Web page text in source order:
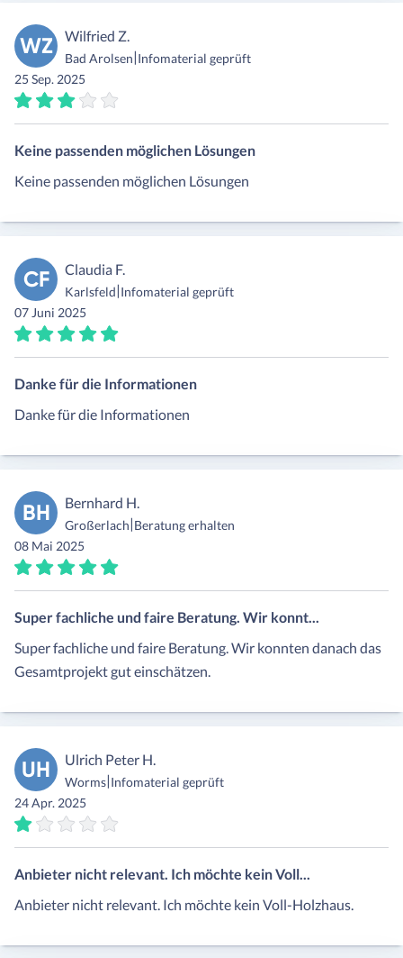
WZ Wilfried Z.
Bad Arolsen|Infomaterial geprüft
25 Sep. 2025
Keine passenden möglichen Lösungen
Keine passenden möglichen Lösungen
CF Claudia F.
Karlsfeld|Infomaterial geprüft
07 Juni 2025
Danke für die Informationen
Danke für die Informationen
BH Bernhard H.
Großerlach|Beratung erhalten
08 Mai 2025
Super fachliche und faire Beratung. Wir konnt...
Super fachliche und faire Beratung. Wir konnten danach das
Gesamtprojekt gut einschätzen.
UH Ulrich Peter H.
Worms|Infomaterial geprüft
24 Apr. 2025
Anbieter nicht relevant. Ich möchte kein Voll...
Anbieter nicht relevant. Ich möchte kein Voll-Holzhaus.